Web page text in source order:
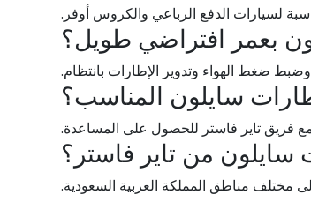
لسيارات الدفع الرباعي والكروس أوفر.
بعمر افتراضي طويل؟
ضغط الهواء وتدوير الإطارات بانتظام.
سايلون المناسب؟
فريق تاير فاستر للحصول على المساعدة.
سايلون من تاير فاستر؟
مختلف مناطق المملكة العربية السعودية.